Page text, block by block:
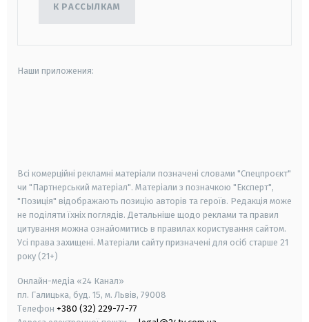
К РАССЫЛКАМ
Наши приложения:
Всі комерційні рекламні матеріали позначені словами "Спецпроєкт"
чи "Партнерський матеріал". Матеріали з позначкою "Експерт",
"Позиція" відображають позицію авторів та героїв. Редакція може
не поділяти їхніх поглядів. Детальніше щодо реклами та правил
цитування можна ознайомитись в правилах користування сайтом.
Усі права захищені. Матеріали сайту призначені для осіб старше 21
року (21+)
Онлайн-медіа «24 Канал»
пл. Галицька, буд. 15, м. Львів, 79008
Телефон +380 (32) 229-77-77